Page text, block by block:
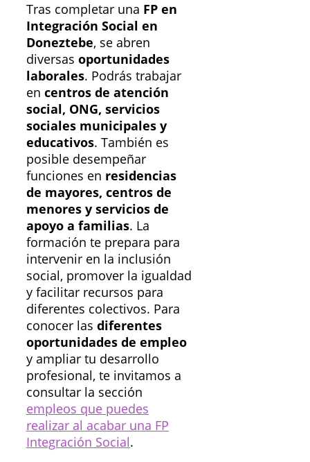
Tras completar una FP en
Integración Social en
Doneztebe, se abren
diversas oportunidades
laborales. Podrás trabajar
en centros de atención
social, ONG, servicios
sociales municipales y
educativos. También es
posible desempeñar
funciones en residencias
de mayores, centros de
menores y servicios de
apoyo a familias. La
formación te prepara para
intervenir en la inclusión
social, promover la igualdad
y facilitar recursos para
diferentes colectivos. Para
conocer las diferentes
oportunidades de empleo
y ampliar tu desarrollo
profesional, te invitamos a
consultar la sección
empleos que puedes
realizar al acabar una FP
Integración Social.